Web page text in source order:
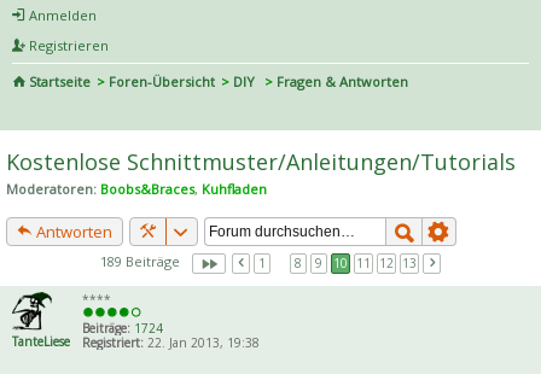
Anmelden
Registrieren
Startseite
Foren-Übersicht DIY
Fragen & Antworten
he
Kostenlose Schnittmuster/Anleitungen/Tutorials
Moderatoren: Boobs&Braces, Kuhfladen
Antworten
189 Beiträge 1 8 9 10 11 12 13
TanteLiese
****
Beiträge: 1724
Registriert: 22. Jan 2013, 19:38